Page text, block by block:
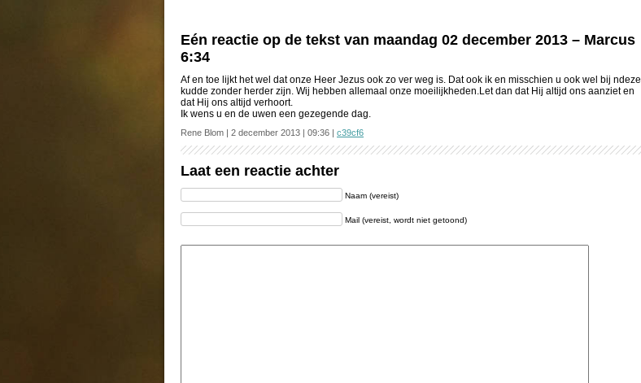
Eén reactie op de tekst van maandag 02 december 2013 – Marcus
6:34
Af en toe lijkt het wel dat onze Heer Jezus ook zo ver weg is. Dat ook ik en misschien u ook wel bij ndeze
kudde zonder herder zijn. Wij hebben allemaal onze moeilijkheden.Let dan dat Hij altijd ons aanziet en
dat Hij ons altijd verhoort.
Ik wens u en de uwen een gezegende dag.
Rene Blom | 2 december 2013 | 09:36 | c39cf6
Laat een reactie achter
Naam (vereist)
Mail (vereist, wordt niet getoond)